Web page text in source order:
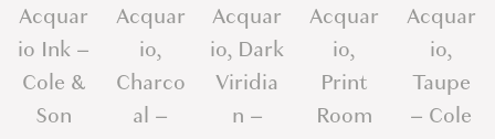
t
-
Acquar
io Ink –
Cole &
Son
Acquar
io,
Charco
al –
Acquar
io, Dark
Viridia
n –
Acquar
io,
Print
Room
Acquar
io,
Taupe
– Cole